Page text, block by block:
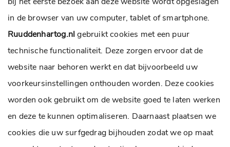
in de browser van uw computer, tablet of smartphone.
Ruuddenhartog.nlgebruikt cookies met een puur
technische functionaliteit. Deze zorgen ervoor dat de
website naar behoren werkt en dat bijvoorbeeld uw
voorkeursinstellingen onthouden worden. Deze cookies
worden ook gebruikt om de website goed te laten werken
en deze te kunnen optimaliseren. Daarnaast plaatsen we
cookies die uw surfgedrag bijhouden zodat we op maat